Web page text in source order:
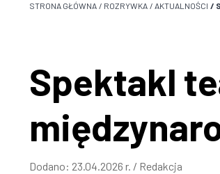
STRONA GŁÓWNA / ROZRYWKA / AKTUALNOŚCI /
Spektakl
Dodano: 23.04.2026 r. / Redakcja